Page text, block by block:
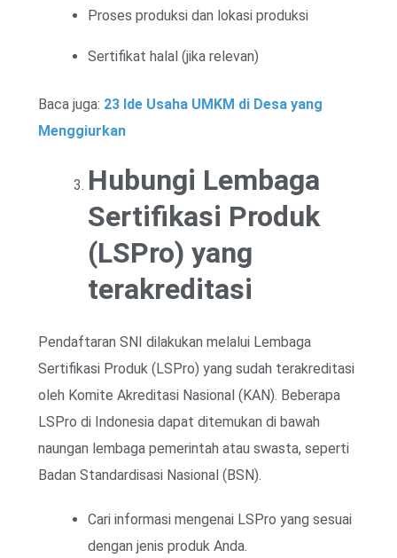
Proses produksi dan lokasi produksi
Sertifikat halal (jika relevan)
Baca juga: 23 Ide Usaha UMKM di Desa yang
Menggiurkan
Hubungi Lembaga
Sertifikasi Produk
(LSPro) yang
terakreditasi
Pendaftaran SNI dilakukan melalui Lembaga
Sertifikasi Produk (LSPro) yang sudah terakreditasi
oleh Komite Akreditasi Nasional (KAN). Beberapa
LSPro di Indonesia dapat ditemukan di bawah
naungan lembaga pemerintah atau swasta, seperti
Badan Standardisasi Nasional (BSN).
Cari informasi mengenai LSPro yang sesuai
dengan jenis produk Anda.